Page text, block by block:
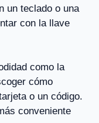
un teclado o una
con la llave
como la
cómo
o un código.
conveniente